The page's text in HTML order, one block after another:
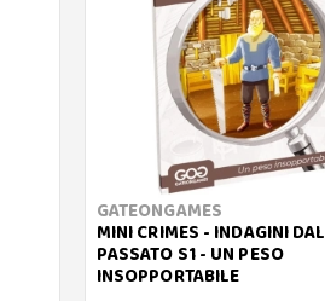
GATEONGAMES
MINI CRIMES - INDAGINI DAL
PASSATO S1 - UN PESO
INSOPPORTABILE